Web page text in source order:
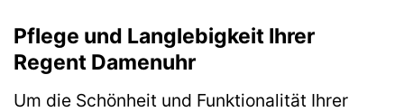
Pflege und Langlebigkeit Ihrer
Regent Damenuhr
Um die Schönheit und Funktionalität Ihrer